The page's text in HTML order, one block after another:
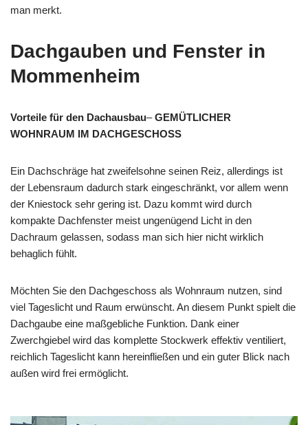
man merkt.
Dachgauben und Fenster in
Mommenheim
Vorteile für den Dachausbau–GEMÜTLICHER
WOHNRAUM IM DACHGESCHOSS
Ein Dachschräge hat zweifelsohne seinen Reiz, allerdings ist
der Lebensraum dadurch stark eingeschränkt, vor allem wenn
der Kniestock sehr gering ist. Dazu kommt wird durch
kompakte Dachfenster meist ungenügend Licht in den
Dachraum gelassen, sodass man sich hier nicht wirklich
behaglich fühlt.
Möchten Sie den Dachgeschoss als Wohnraum nutzen, sind
viel Tageslicht und Raum erwünscht. An diesem Punkt spielt die
Dachgaube eine maßgebliche Funktion. Dank einer
Zwerchgiebel wird das komplette Stockwerk effektiv ventiliert,
reichlich Tageslicht kann hereinfließen und ein guter Blick nach
außen wird frei ermöglicht.